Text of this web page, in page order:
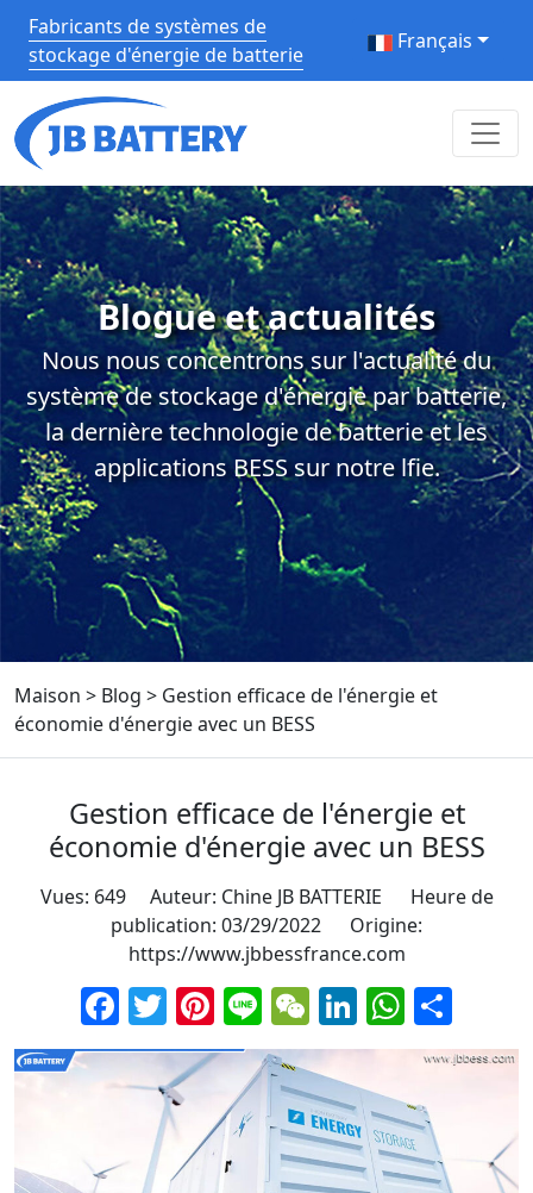
Fabricants de systèmes de
stockage d'énergie de batterie
Français
Blogue et actualités
Nous nous concentrons sur l'actualité du
système de stockage d'énergie par batterie,
la dernière technologie de batterie et les
applications BESS sur notre lfie.
Maison > Blog > Gestion efficace de l'énergie et
économie d'énergie avec un BESS
Gestion efficace de l'énergie et
économie d'énergie avec un BESS
Vues: 649 Auteur: Chine JB BATTERIE Heure de
publication: 03/29/2022 Origine:
https://www.jbbessfrance.com
Facebook
Twitter
Pinterest
LineWeChat
LinkedIn